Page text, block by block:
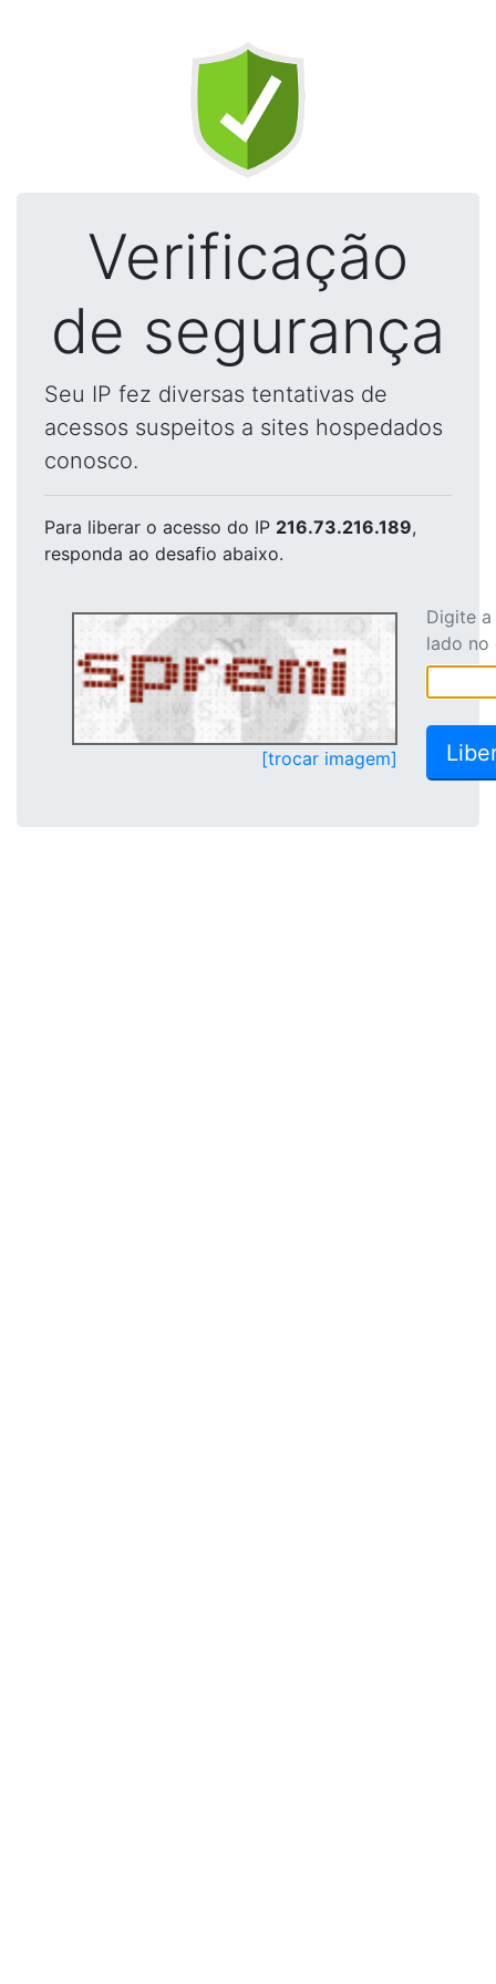
Verificação
de segurança
Seu IP fez diversas tentativas de
acessos suspeitos a sites hospedados
conosco.
Para liberar o acesso do IP 216.73.216.189,
responda ao desafio abaixo.
[trocar imagem]
Digite
lado no